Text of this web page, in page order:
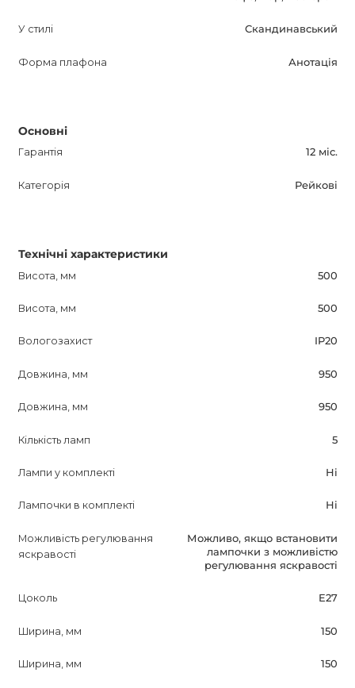
до вашого інтер'єру і забезпечить вас комфортним
У стилі Скандинавський
Форма плафона Анотація
Основні
Гарантія 12 міс.
Категорія Рейкові
Технічні характеристики
Висота, мм 500
Висота, мм 500
Вологозахист IP20
Довжина, мм 950
Довжина, мм 950
Кількість ламп 5
Лампи у комплекті Ні
Лампочки в комплекті Ні
Можливість регулювання
яскравості
Можливо, якщо встановити
лампочки з можливістю
регулювання яскравості
Цоколь E27
Ширина, мм 150
Ширина, мм 150